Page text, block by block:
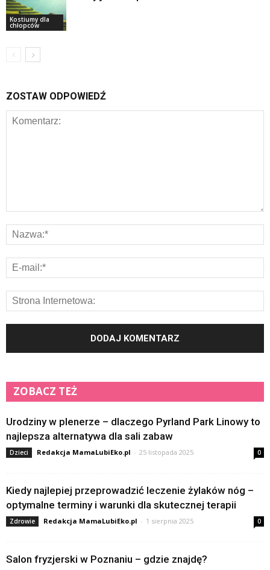
Kostiumy dla
chłopców
ZOSTAW ODPOWIEDŹ
ZOBACZ TEŻ
Urodziny w plenerze – dlaczego Pyrland Park Linowy to
najlepsza alternatywa dla sali zabaw
Dzieci Redakcja MamaLubiEko.pl - 25 listopada 2025 0
Kiedy najlepiej przeprowadzić leczenie żylaków nóg –
optymalne terminy i warunki dla skutecznej terapii
Zdrowie Redakcja MamaLubiEko.pl - 1 sierpnia 2025 0
Salon fryzjerski w Poznaniu – gdzie znajdę?